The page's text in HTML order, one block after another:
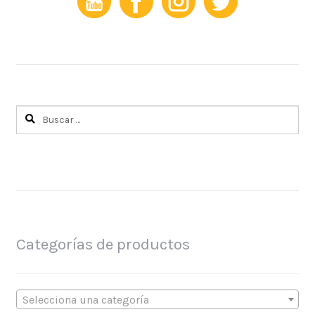
Buscar:
Categorías de productos
Selecciona una categoría